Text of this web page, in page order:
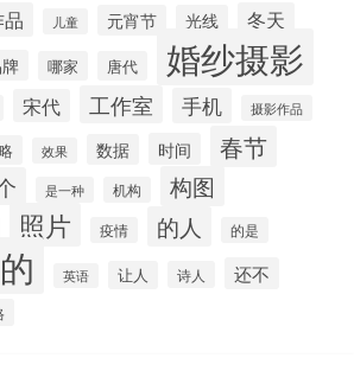
儿童 元宵节 光线 冬天
哪家 唐代 婚纱摄影
宋代 工作室 手机 摄影作品
效果 数据 时间 春节
是一种 机构 构图
照片 疫情 的人 的是
英语 让人 诗人
还不